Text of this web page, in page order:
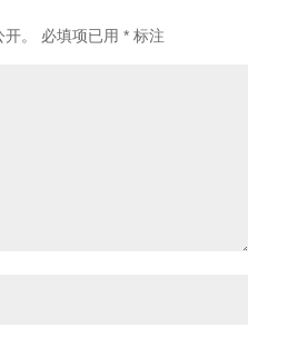
。 必填项已用 *标注